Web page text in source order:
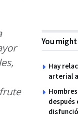
You
Hay
arterial
después